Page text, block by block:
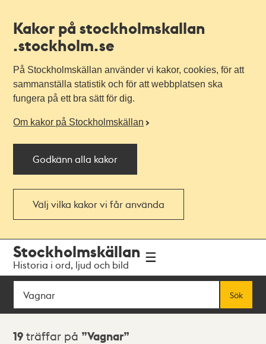
Kakor på stockholmskallan
.stockholm.se
På Stockholmskällan använder vi kakor, cookies, för att
sammanställa statistik och för att webbplatsen ska
fungera på ett bra sätt för dig.
Om kakor på Stockholmskällan
Godkänn alla kakor
Välj vilka kakor vi får använda
navigationen
huvudinnehållet
Stockholmskällan
Historia i ord, ljud och bild
Sök
Sök
Sökresultat
19 träffar på Vagnar